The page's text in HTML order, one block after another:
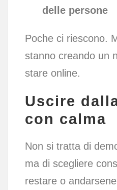
delle persone
Poche ci riescono.
stanno creando un
stare online.
Uscire
con calma
Non si tratta di
ma di scegliere
restare o